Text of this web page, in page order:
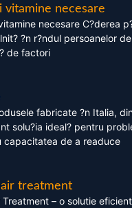
vitamine necesare
necesare C?derea
?n r?ndul persoanelor
de factori
fabricate ?n Italia,
solu?ia ideal? pentru
capacitatea de a readuce
treatment
Treatment – o solutie